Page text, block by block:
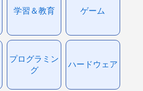
学習＆教育 ゲーム
プログラミン
グ
ハードウェア